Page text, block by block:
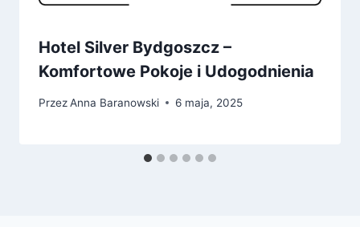
Hotel Silver Bydgoszcz –
Komfortowe Pokoje i Udogodnienia
PrzezAnna Baranowski 6 maja, 2025